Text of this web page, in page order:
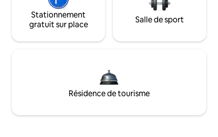
Stationnement
gratuit sur place
Salle de sport
Résidence de tourisme